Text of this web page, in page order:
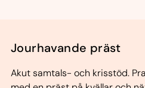
Jourhavande präst
Akut samtals- och krisstöd.